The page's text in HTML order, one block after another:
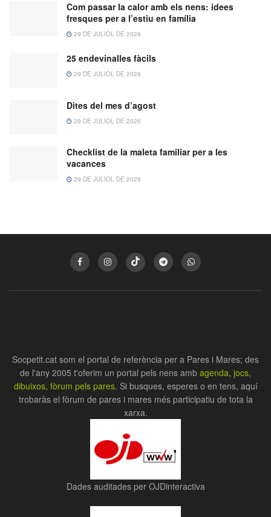
Com passar la calor amb els nens: idees
fresques per a l’estiu en família
29 DE JULIOL DE 2026
25 endevinalles fàcils
29 DE JULIOL DE 2026
Dites del mes d’agost
29 DE JULIOL DE 2026
Checklist de la maleta familiar per a les
vacances
29 DE JULIOL DE 2026
Socpetit.cat som el portal de referència per a Pares i Mares; des
de l'any 2005 t'oferim un portal pels nens amb agenda, jocs,
dibuixos, fòrum pels pares. Si busques, esperes o en tens, aquí
trobaràs el fòrum de pares i mares més participatiu de tota la
xarxa.
Dades auditades per OJDinteractiva